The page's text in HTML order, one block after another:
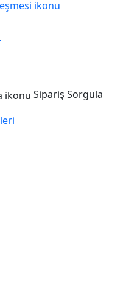
Sipariş Sorgula